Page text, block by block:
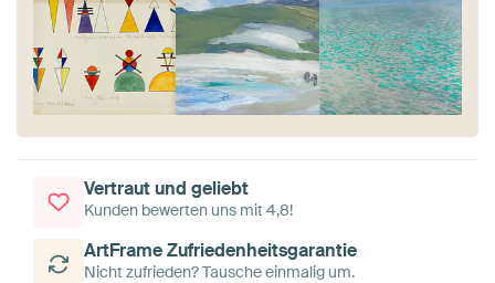
Vertraut und geliebt
Kunden bewerten uns mit 4,8!
ArtFrame Zufriedenheitsgarantie
Nicht zufrieden? Tausche einmalig um.